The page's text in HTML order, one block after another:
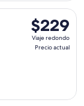
$229
Viaje
redondo,
$229
Viaje redondo
Precio actual
salida el sáb,